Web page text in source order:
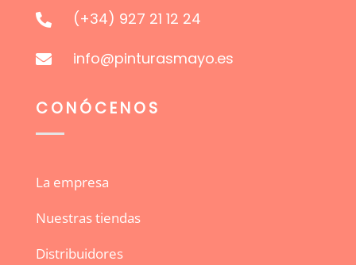
 (+34) 927 21 12 24
 info@pinturasmayo.es
CONÓCENOS
La empresa
Nuestras tiendas
Distribuidores